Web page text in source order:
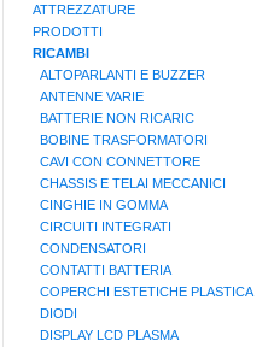
ATTREZZATURE
PRODOTTI
RICAMBI
ALTOPARLANTI E BUZZER
ANTENNE VARIE
BATTERIE NON RICARIC
BOBINE TRASFORMATORI
CAVI CON CONNETTORE
CHASSIS E TELAI MECCANICI
CINGHIE IN GOMMA
CIRCUITI INTEGRATI
CONDENSATORI
CONTATTI BATTERIA
COPERCHI ESTETICHE PLASTICA
DIODI
DISPLAY LCD PLASMA